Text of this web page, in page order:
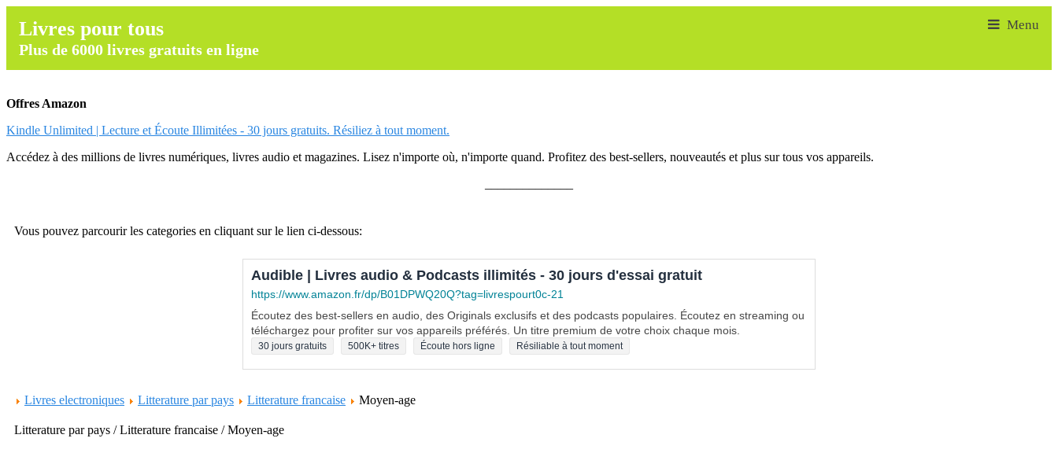
Livres pour tous
Plus de 6000 livres gratuits en ligne
Offres Amazon
Kindle Unlimited | Lecture et Écoute Illimitées - 30 jours gratuits. Résiliez à tout moment.
Accédez à des millions de livres numériques, livres audio et magazines. Lisez n'importe où, n'importe quand. Profitez des best-sellers, nouveautés et plus sur tous vos appareils.
Vous pouvez parcourir les categories en cliquant sur le lien ci-dessous:
Audible | Livres audio & Podcasts illimités - 30 jours d'essai gratuit
https://www.amazon.fr/dp/B01DPWQ20Q?tag=livrespourt0c-21
Écoutez des best-sellers en audio, des Originals exclusifs et des podcasts populaires. Écoutez en streaming ou
téléchargez pour profiter sur vos appareils préférés. Un titre premium de votre choix chaque mois.
30 jours gratuits 500K+ titres Écoute hors ligne Résiliable à tout moment
Livres electroniques Litterature par pays Litterature francaise Moyen-age
Litterature par pays / Litterature francaise / Moyen-age